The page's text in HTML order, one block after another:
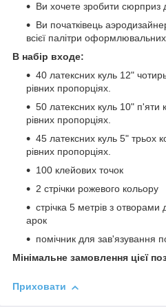
Ви хочете зробити сюрприз
Ви початківець
всієї палітри
В набір входе:
40 латексних куль 12"
рівних пропорціях.
50 латексних куль 10" п'яти
рівних пропорціях.
45 латексних куль 5" трьох
рівних пропорціях.
100 клейових точок
2 стрічки рожевого кольору
стрічка 5 метрів з
арок
помічник для зав'язування
Мінімальне замовлення цієї
Приховати